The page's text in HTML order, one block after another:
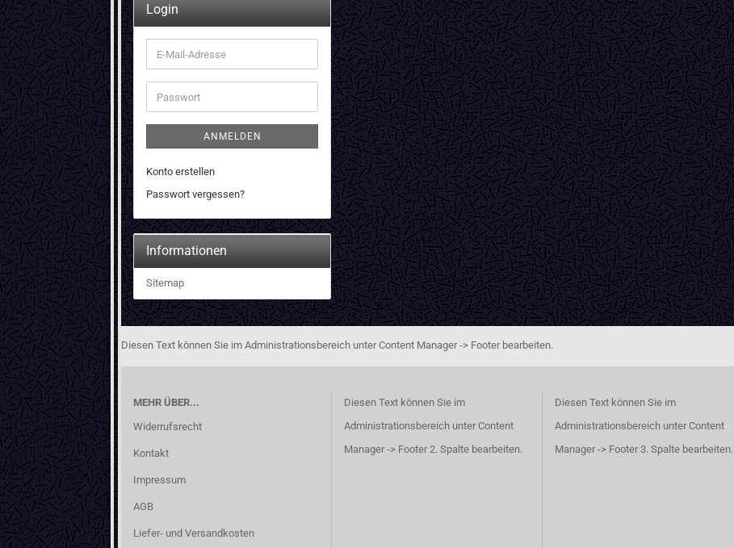
Login
E-
Mail-
Adresse
Passwort
ANMELDEN
Konto erstellen
Passwort vergessen?
Informationen
Sitemap
Diesen Text können Sie im Administrationsbereich unter Content Manager -> Footer bearbeiten.
MEHR ÜBER...
Widerrufsrecht
Kontakt
Impressum
AGB
Liefer- und Versandkosten
Diesen Text können Sie im
Administrationsbereich unter Content
Manager -> Footer 2. Spalte bearbeiten.
Diesen Text können Sie im
Administrationsbereich unter Content
Manager -> Footer 3. Spalte bearbeiten.